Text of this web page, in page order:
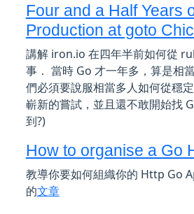
Four and a Half Years
Production at goto
講解 iron.io 在四年半前如何從
事． 當時 Go 才一年多，算是相
們必須要說服相當多人如何從穩
嶄新的嘗試，並且還不敢開始找
到?)
How to organise a Go
教導你要如何組織你的 Http Go
的文章